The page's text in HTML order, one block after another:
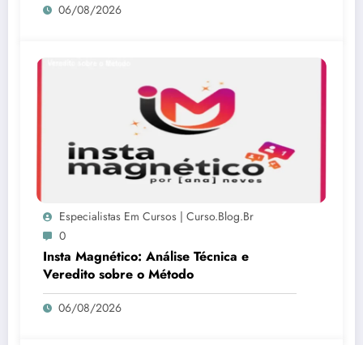
06/08/2026
Especialistas Em Cursos | Curso.blog.br
0
Insta Magnético: Análise Técnica e
Veredito sobre o Método
06/08/2026